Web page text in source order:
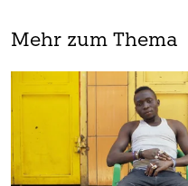
Mehr zum Thema